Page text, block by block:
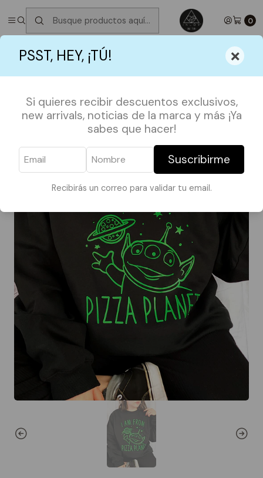
PSST, HEY, ¡TÚ! ×
Si quieres recibir descuentos exclusivos,
new arrivals, noticias de la marca y más ¡Ya
sabes que hacer!
Suscribirme
Recibirás un correo para validar tu email.
0
✮ ⋆ ˚｡𖦹 ⋆｡°✩Próximos Despachos martes 11 de Agosto
⋆｡°✩
POLERONES
PULLOVER PIZZA PLANET